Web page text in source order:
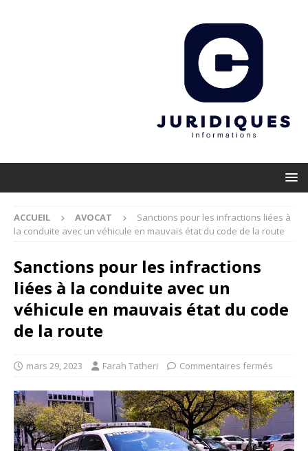
ACCUEIL AVOCAT
Sanctions pour les infractions liées à
la conduite avec un véhicule en mauvais état du code de la route
Sanctions pour les infractions
liées à la conduite avec un
véhicule en mauvais état du code
de la route
mars 29, 2023 Farah Tatheri Commentaires fermés